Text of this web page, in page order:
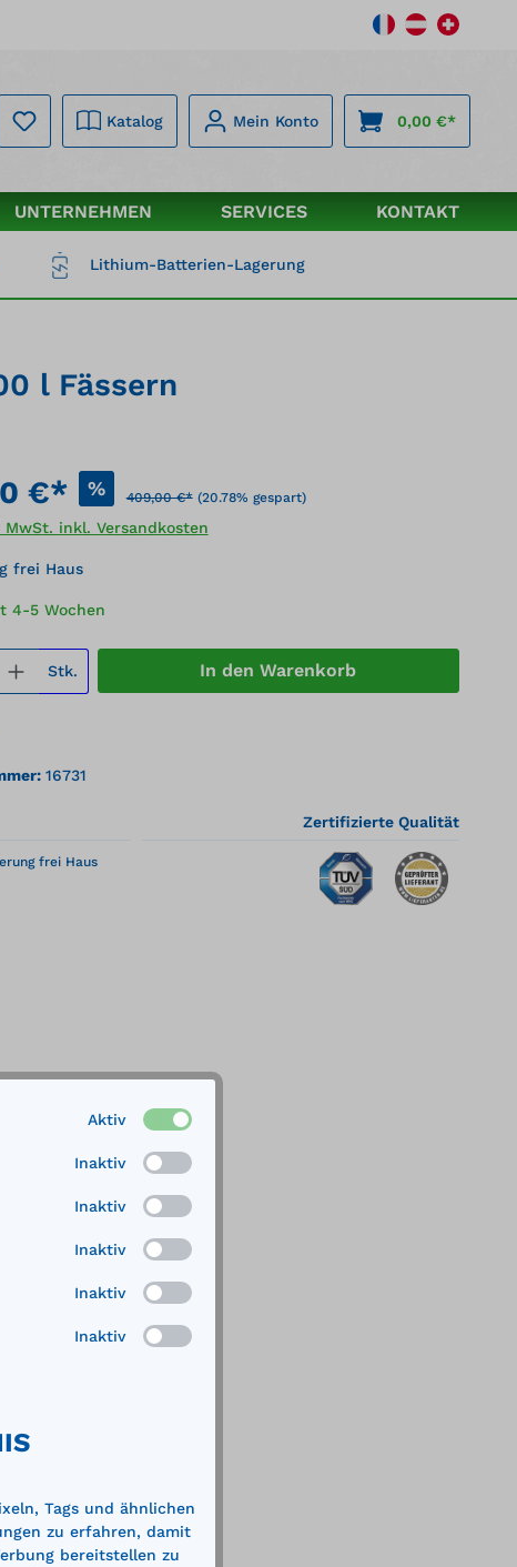
Katalog Mein Konto 0,00 €*
UNTERNEHMEN SERVICES KONTAKT
Lithium-Batterien-Lagerung
l Fässern
€* % 409,00 €* (20.78% gespart)
MwSt. inkl. Versandkosten
frei Haus
4-5 Wochen
Anzahl: Gib den gewünschten Wert
Stk. In den Warenkorb
16731
frei Haus
Zertifizierte Qualität
Aktiv
Inaktiv
Inaktiv
Inaktiv
Inaktiv
Inaktiv
Tags und ähnlichen
zu erfahren, damit
bereitstellen zu